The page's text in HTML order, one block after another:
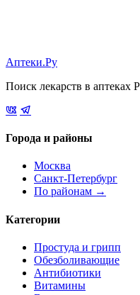
Аптеки.Ру
Поиск лекарств в
Города и районы
Москва
Санкт-Петербург
По районам →
Категории
Простуда и грипп
Обезболивающие
Антибиотики
Витамины